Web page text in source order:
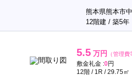
熊本県熊本市
12階建 / 築5年
5.5 万円 （管理費
敷金礼金 :0円
12階 / 1R / 29.75㎡